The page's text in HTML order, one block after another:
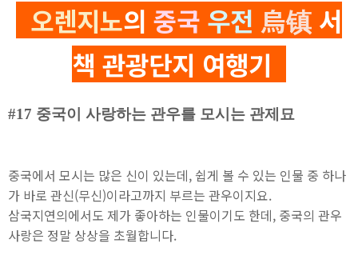
오렌지노의 중국 우전 烏镇 서
책 관광단지 여행기
#17 중국이 사랑하는 관우를 모시는 관제묘
중국에서 모시는 많은 신이 있는데, 쉽게 볼 수 있는 인물 중 하나
가 바로 관신(무신)이라고까지 부르는 관우이지요.
삼국지연의에서도 제가 좋아하는 인물이기도 한데, 중국의 관우
사랑은 정말 상상을 초월합니다.